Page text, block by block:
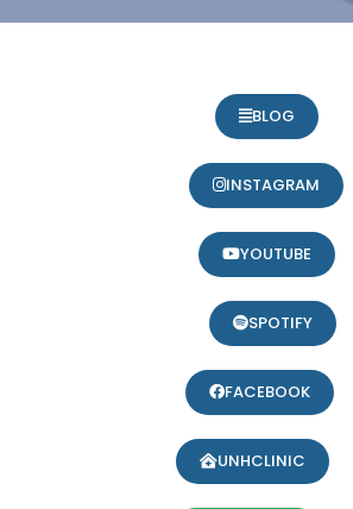
BLOG
INSTAGRAM
YOUTUBE
SPOTIFY
FACEBOOK
UNHCLINIC